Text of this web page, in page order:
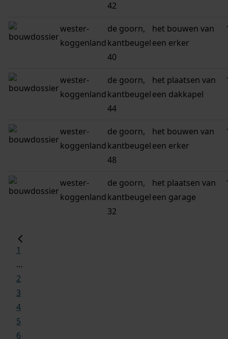
42
wester-
koggenland
de goorn,
kantbeugel
40
het bouwen van
een erker
wester-
koggenland
de goorn,
kantbeugel
44
het plaatsen van
een dakkapel
wester-
koggenland
de goorn,
kantbeugel
48
het bouwen van
een erker
wester-
koggenland
de goorn,
kantbeugel
32
het plaatsen van
een garage
1
...
2
3
4
5
6